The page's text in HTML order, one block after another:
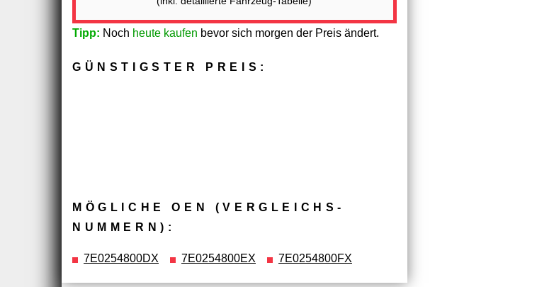
Tipp: Noch heute kaufen bevor sich morgen der Preis ändert.
GÜNSTIGSTER PREIS:
MÖGLICHE OEN (VERGLEICHS­
NUMMERN):
7E0254800DX 7E0254800EX 7E0254800FX